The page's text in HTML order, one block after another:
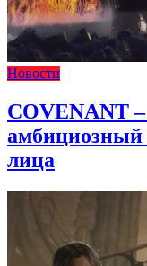
Новости
COVENANT
амбициозный
лица